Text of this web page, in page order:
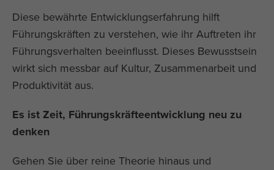
Diese bewährte Entwicklungserfahrung hilft
Führungskräften zu verstehen, wie ihr Auftreten ihr
Führungsverhalten beeinflusst. Dieses Bewusstsein
wirkt sich messbar auf Kultur, Zusammenarbeit und
Produktivität aus.
Es ist Zeit, Führungskräfteentwicklung neu zu
denken
Gehen Sie über reine Theorie hinaus und